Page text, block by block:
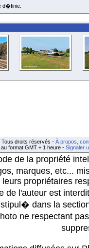
d�finie.
droits réservés - À propos,
format GMT + 1 heure - Signaler
de la propriété
marques, etc...
propriétaires
de l'auteur est
dans la
ne respectant